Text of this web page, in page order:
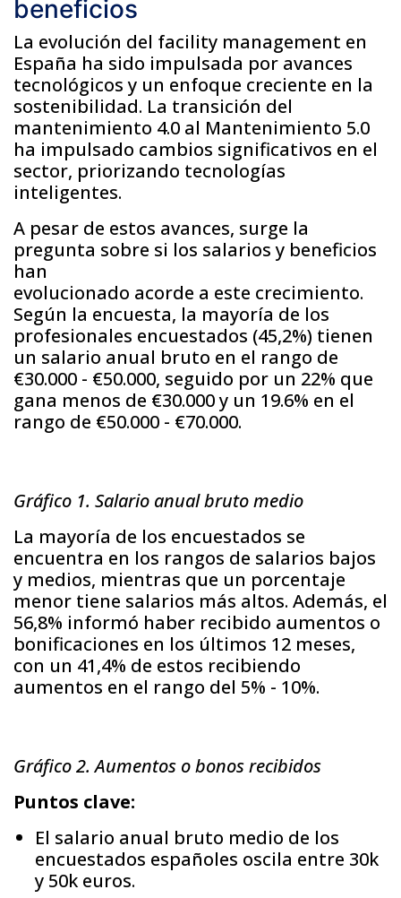
beneficios
La evolución del facility management en
España ha sido impulsada por avances
tecnológicos y un enfoque creciente en la
sostenibilidad. La transición del
mantenimiento 4.0 al Mantenimiento 5.0
ha impulsado cambios significativos en el
sector, priorizando tecnologías
inteligentes.
A pesar de estos avances, surge la
pregunta sobre si los salarios y beneficios
han
evolucionado acorde a este crecimiento.
Según la encuesta, la mayoría de los
profesionales encuestados (45,2%) tienen
un salario anual bruto en el rango de
€30.000 - €50.000, seguido por un 22% que
gana menos de €30.000 y un 19.6% en el
rango de €50.000 - €70.000.
Gráfico 1. Salario anual bruto medio
La mayoría de los encuestados se
encuentra en los rangos de salarios bajos
y medios, mientras que un porcentaje
menor tiene salarios más altos. Además, el
56,8% informó haber recibido aumentos o
bonificaciones en los últimos 12 meses,
con un 41,4% de estos recibiendo
aumentos en el rango del 5% - 10%.
Gráfico 2. Aumentos o bonos recibidos
Puntos clave:
El salario anual bruto medio de los
encuestados españoles oscila entre 30k
y 50k euros.